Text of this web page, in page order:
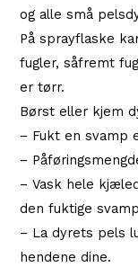
og alle små
På sprayflaske
fugler, såfremt
er tørr.
Børst eller kjem
– Fukt en svamp
–
– Vask hele
den fuktige
– La dyrets pels
hendene dine.